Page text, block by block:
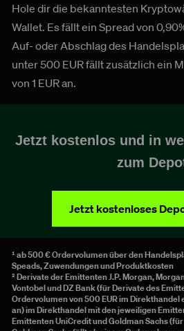
Hole dir die bekanntesten
Wallet. Es fällt ein Spread von
Auf- oder Abschlag des
unter 500 EUR fällt zusätzlich ein
von 1 EUR an.
Jetzt kostenlos und in
zum
Jetzt kostenloses
¹ ab 500 € Ordervolumen über den
Speads, Zuwendungen und Produktkosten
² Derivate der Emittenten J.P. Morgan,
Vontobel und DZ Bank (für Derivate des
Ordervolumen von 500 EUR im Direkthandel
an) im Direkthandel mit den jeweiligen
Emittenten UniCredit und Goldman Sachs